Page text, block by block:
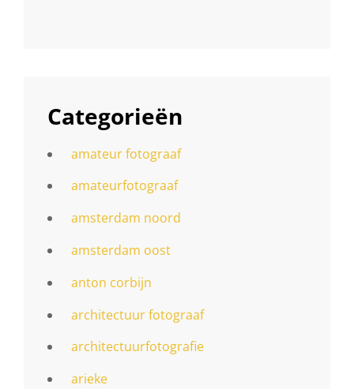
Categorieën
amateur fotograaf
amateurfotograaf
amsterdam noord
amsterdam oost
anton corbijn
architectuur fotograaf
architectuurfotografie
arieke